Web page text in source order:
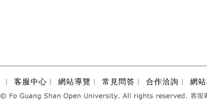
︱ 客服中心 ︱ 網站導覽 ︱ 常見問答 ︱ 合作洽詢 ︱ 網